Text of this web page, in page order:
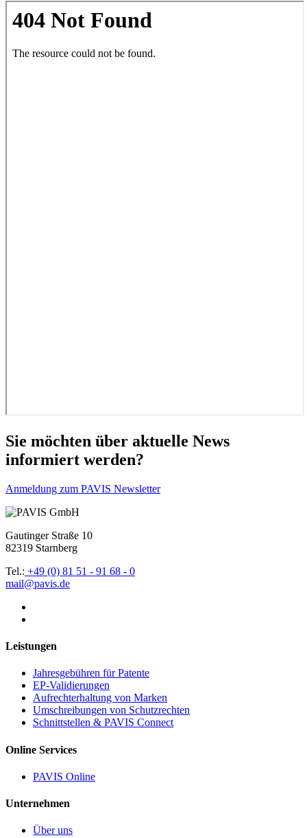
Sie möchten über aktuelle News
informiert werden?
Anmeldung zum PAVIS Newsletter
Gautinger Straße 10
82319 Starnberg
Tel.: +49 (0) 81 51 - 91 68 - 0
mail@pavis.de
Leistungen
Jahresgebühren für Patente
EP-Validierungen
Aufrechterhaltung von Marken
Umschreibungen von Schutzrechten
Schnittstellen & PAVIS Connect
Online Services
PAVIS Online
Unternehmen
Über uns